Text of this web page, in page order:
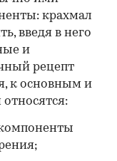
крахмал
введя в него
и
рецепт
к основным и